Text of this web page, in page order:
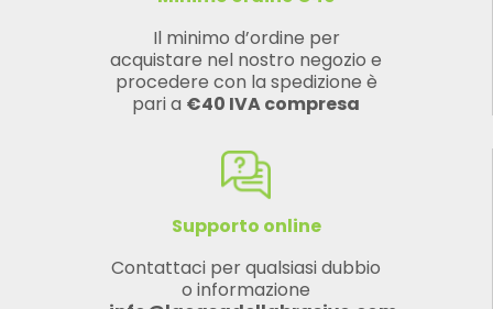
Il minimo d’ordine per
acquistare nel nostro negozio e
procedere con la spedizione è
pari a €40 IVA compresa
Supporto online
Contattaci per qualsiasi dubbio
o informazione